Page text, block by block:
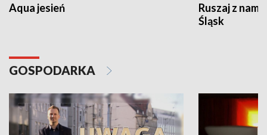
Aqua jesień
Ruszaj z
Śląsk
GOSPODARKA